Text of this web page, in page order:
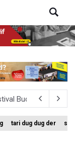
Budaya Lembah
di Sejumlah
Perbarui Data
tari dug dug der